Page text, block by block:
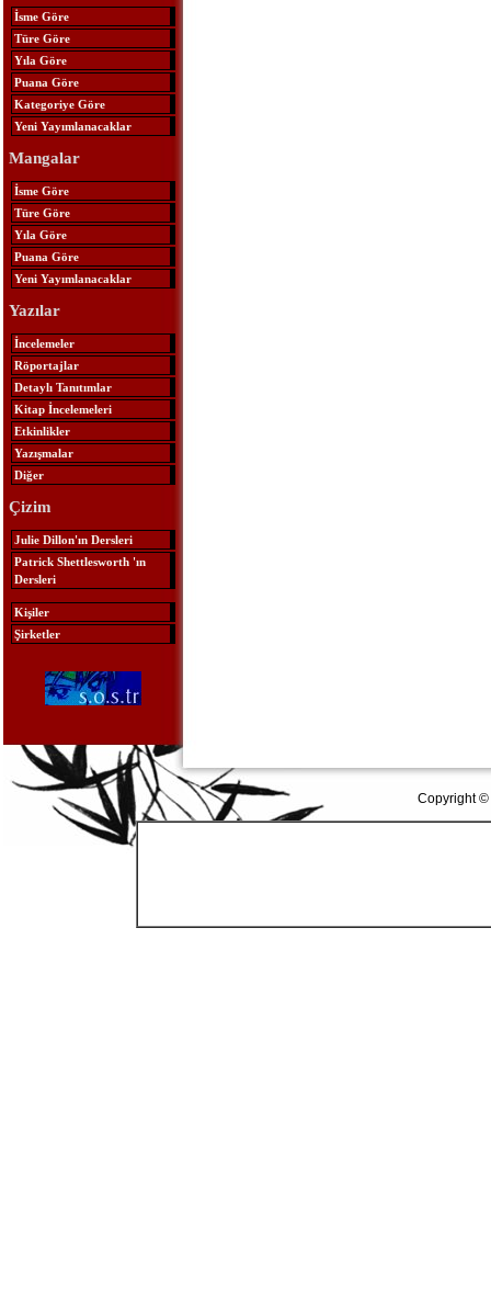
İsme Göre
Türe Göre
Yıla Göre
Puana Göre
Kategoriye Göre
Yeni Yayımlanacaklar
Mangalar
İsme Göre
Türe Göre
Yıla Göre
Puana Göre
Yeni Yayımlanacaklar
Yazılar
İncelemeler
Röportajlar
Detaylı Tanıtımlar
Kitap İncelemeleri
Etkinlikler
Yazışmalar
Diğer
Çizim
Julie Dillon'ın Dersleri
Patrick Shettlesworth 'ın
Dersleri
Kişiler
Şirketler
Copyright ©